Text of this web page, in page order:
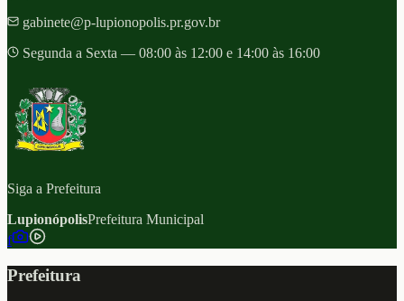
gabinete@p-lupionopolis.pr.gov.br
Segunda a Sexta — 08:00 às 12:00 e 14:00 às 16:00
Siga a Prefeitura
LupionópolisPrefeitura Municipal
f
Prefeitura